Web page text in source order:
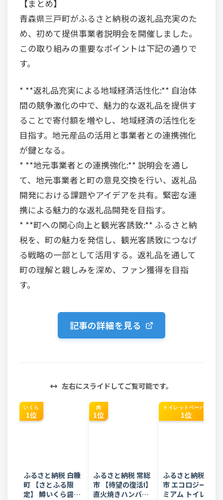
【まとめ】
青森県三戸町がふるさと納税の返礼品充実のた
め、初めて提供事業者説明会を開催しました。
この取り組みの重要なポイントは下記の通りで
す。
* **返礼品充実による地域経済活性化:** 自治体
間の競争激化の中で、魅力的な返礼品を提供す
ることで寄付額を増やし、地域経済の活性化を
目指す。地元産品の活用と事業者との連携強化
が鍵となる。
* **地元事業者との連携強化:** 説明会を通し
て、地元事業者と町の意見交換を行い、返礼品
開発における課題やアイデアを共有。緊密な連
携による魅力的な返礼品開発を目指す。
* **町への関心向上と観光客誘致:** ふるさと納
税を、町の魅力を発信し、観光客誘致につなげ
る戦略の一部として活用する。返礼品を通して
町の理解と親しみを深め、ファン獲得を目指
す。
記事の詳細を見る
左右にスライドしてご覧可能です。
いくら
1位
ふるさと納税 白糠
町 【さとふる限
定】 鱒いくら醤油
肉
1位
ふるさと納税 常総
市 【待望の復活!】
直火焼きハンバー
トイレットペーパー
1位
ふるさと納税 富士
市 エコロジープレ
ミアム トイレット